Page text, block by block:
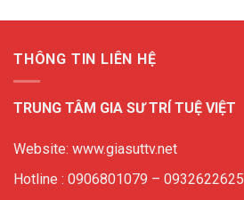
THÔNG TIN LIÊN HỆ
TRUNG TÂM GIA SƯ TRÍ TUỆ VIỆT
Website: www.giasuttv.net
Hotline : 0906801079 – 0932622625